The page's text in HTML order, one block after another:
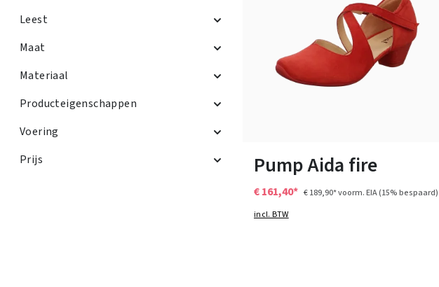
Leest
Maat
Materiaal
Producteigenschappen
Voering
Prijs
Pump Aida fire
€ 161,40* € 189,90*voorm. EIA(15% bespaard)
incl. BTW